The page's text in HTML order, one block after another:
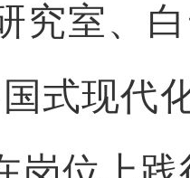
究室、
式现代